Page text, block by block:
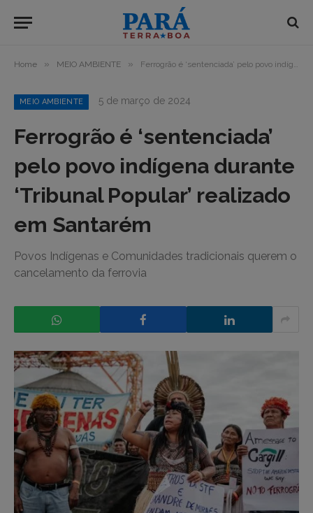
Home » MEIO AMBIENTE » Ferrogrão é ‘sentenciada’ pelo povo indígena durante ‘Tribunal Popular’ realizado em Santarém
MEIO AMBIENTE 5 de março de 2024
Ferrogrão é ‘sentenciada’
pelo povo indígena durante
‘Tribunal Popular’ realizado
em Santarém
Povos Indígenas e Comunidades tradicionais querem o
cancelamento da ferrovia